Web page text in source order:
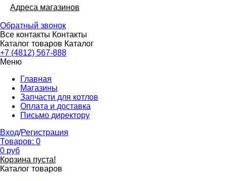
Адреса магазинов
Обратный звонок
Все контакты Контакты
Каталог товаров Каталог
+7 (4812) 567-888
Меню
Главная
Магазины
Запчасти для котлов
Оплата и доставка
Письмо директору
Вход/Регистрация
Товаров: 0
0 руб
Корзина пуста!
Каталог товаров